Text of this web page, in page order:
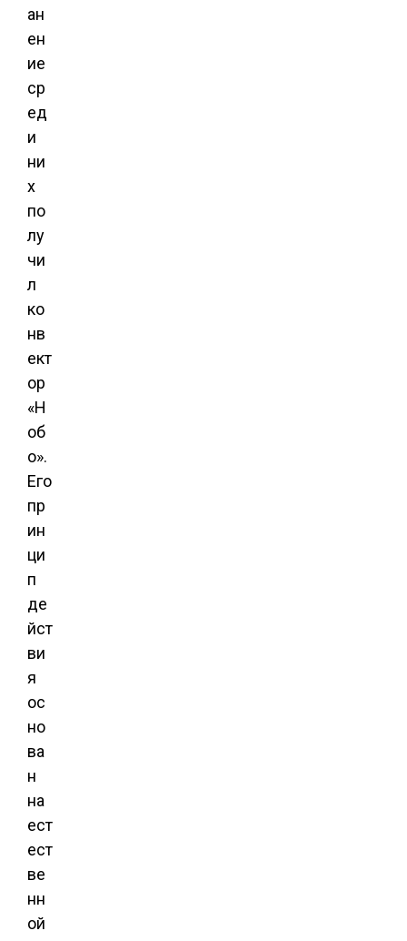
ан
ен
ие
ср
ед
и
ни
х
по
лу
чи
л
ко
нв
ект
ор
«Н
об
о».
Его
пр
ин
ци
п
де
йст
ви
я
ос
но
ва
н
на
ест
ест
ве
нн
ой